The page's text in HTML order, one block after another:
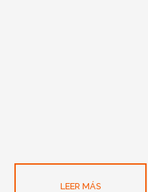
LEER MÁS